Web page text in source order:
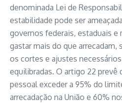
denominada Lei de
estabilidade pode ser
governos federais, estaduais e
gastar mais do que arrecadam,
os cortes e ajustes
equilibradas. O artigo 22 prevê
pessoal exceder a 95% do
arrecadação na União e 60%